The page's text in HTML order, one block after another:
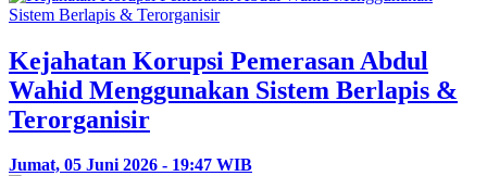
Kejahatan Korupsi Pemerasan Abdul
Wahid Menggunakan Sistem Berlapis &
Terorganisir
Jumat, 05 Juni 2026 - 19:47 WIB